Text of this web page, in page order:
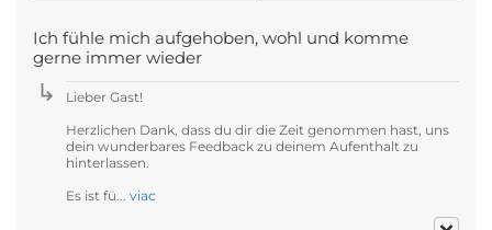
Ich fühle mich aufgehoben, wohl und komme
gerne immer wieder
Lieber Gast!
Herzlichen Dank, dass du dir die Zeit genommen hast, uns
dein wunderbares Feedback zu deinem Aufenthalt zu
hinterlassen.
Es ist fü... viac